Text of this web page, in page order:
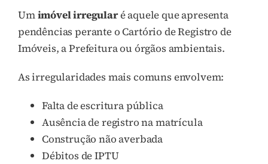
Umimóvel irregularé aquele que apresenta
pendências perante o Cartório de Registro de
Imóveis, a Prefeitura ou órgãos ambientais.
As irregularidades mais comuns envolvem:
Falta de escritura pública
Ausência de registro na matrícula
Construção não averbada
Débitos de IPTU